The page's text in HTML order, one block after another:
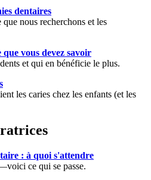
dentaires
nous recherchons et les
vous devez savoir
et qui en bénéficie le plus.
les caries chez les enfants (et les
: à quoi s'attendre
ce qui se passe.